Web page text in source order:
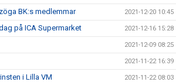
BK:s medlemmar 2021-12-20 10:45
på ICA Supermarket 2021-12-16 15:28
2021-12-09 08:25
2021-11-22 16:39
i Lilla VM 2021-11-22 08:03